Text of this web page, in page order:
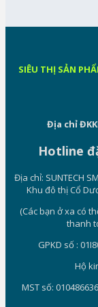
SIÊU THỊ SẢN
Địa chỉ
Hotline
Địa chỉ: SUNTECH
Khu đô thị Cổ
(Các bạn ở xa có
thanh
GPKD số :
Hộ
MST số: